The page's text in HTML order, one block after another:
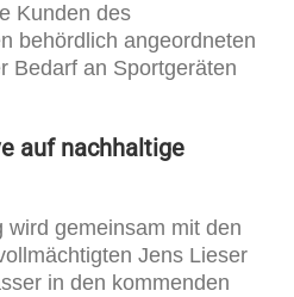
Kunden des
behördlich angeordneten
Bedarf an Sportgeräten
auf nachhaltige
wird gemeinsam mit den
Jens Lieser
in den kommenden